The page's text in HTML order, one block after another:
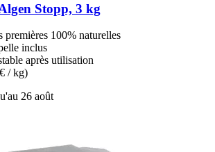
Stopp, 3 kg
premières 100% naturelles
inclus
après utilisation
/ kg)
26 août